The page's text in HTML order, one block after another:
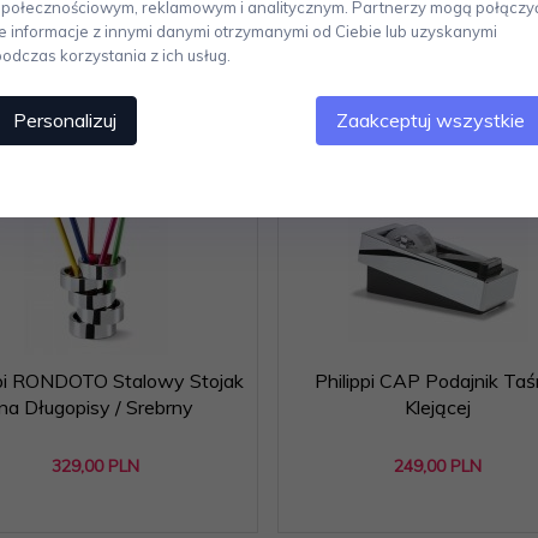
RONDOTO Stalowy Stojak
Długopisy / Srebrny
329,00 PLN
Philippi CAP Podajnik
Klejącej
249,00 PLN
reklamowym i analitycznym. Partnerzy mogą
informacje z innymi danymi otrzymanymi od Ciebie lub uzyskanymi
korzystania z ich usług.
Personalizuj Zaakceptuj wszystkie